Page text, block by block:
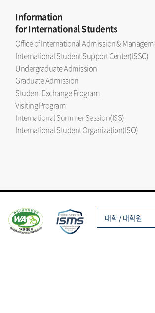
Information
for International Students
Office of International Admission &
International Student Support Center(ISSC)
Undergraduate Admission
Graduate Admission
Student Exchange Program
Visiting Program
International Summer Session(ISS)
International Student Organization(ISO)
대학 / 대학원